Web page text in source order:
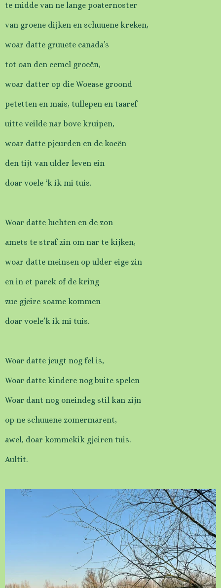
te midde van ne lange poaternoster
van groene dijken en schuuene kreken,
woar datte gruuete canada’s
tot oan den eemel groeën,
woar datter op die Woease groond
petetten en mais, tullepen en taaref
uitte veilde nar bove kruipen,
woar datte pjeurden en de koeën
den tijt van ulder leven ein
doar voele ‘k ik mi tuis.
Woar datte luchten en de zon
amets te straf zin om nar te kijken,
woar datte meinsen op ulder eige zin
en in et parek of de kring
zue gjeire soame kommen
doar voele’k ik mi tuis.
Woar datte jeugt nog fel is,
Woar datte kindere nog buite spelen
Woar dant nog oneindeg stil kan zijn
op ne schuuene zomermarent,
awel, doar kommekik gjeiren tuis.
Aultit.